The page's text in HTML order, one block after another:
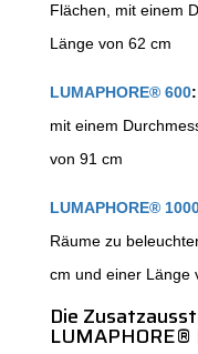
Flächen, mit einem
Länge von 62 cm
LUMAPHORE® 600:
mit einem
von 91 cm
LUMAPHORE®
Räume zu
cm und einer Länge
Die